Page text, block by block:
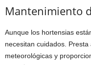
Mantenimiento
Aunque los hortensias
necesitan cuidados.
meteorológicas y